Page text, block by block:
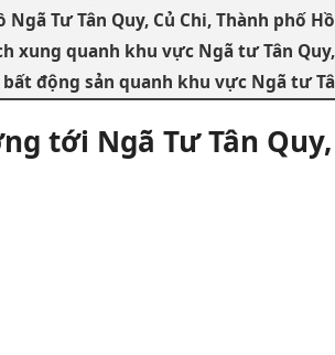
Ngã Tư Tân Quy, Củ Chi, Thành phố
xung quanh khu vực Ngã tư Tân
động sản quanh khu vực Ngã tư
tới Ngã Tư Tân